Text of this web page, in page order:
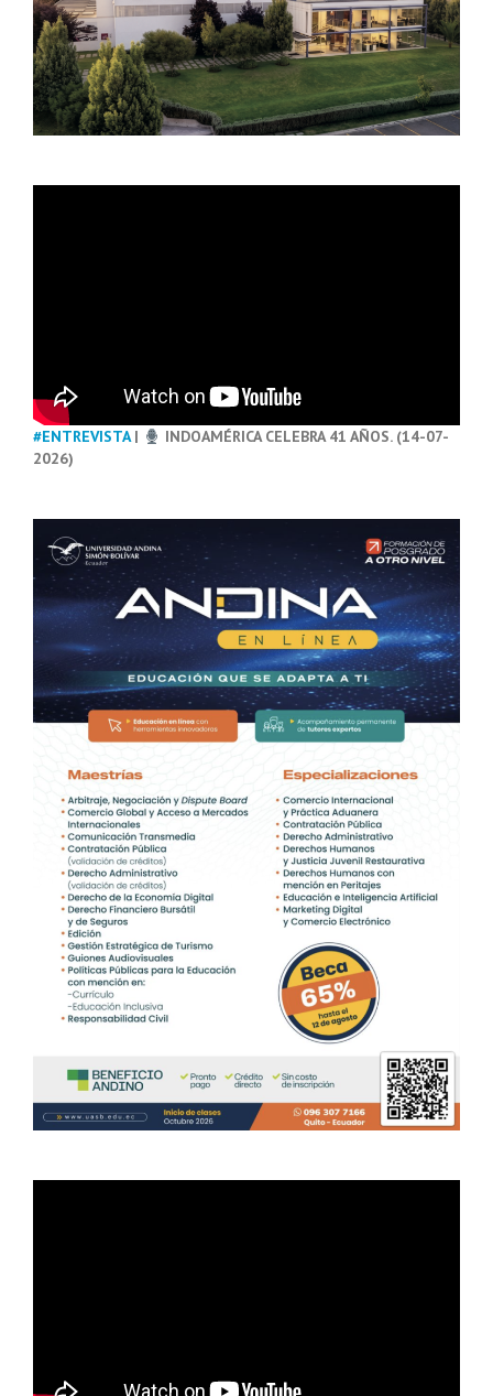
#ENTREVISTA|
INDOAMÉRICA CELEBRA 41 AÑOS. (14-07-
2026)